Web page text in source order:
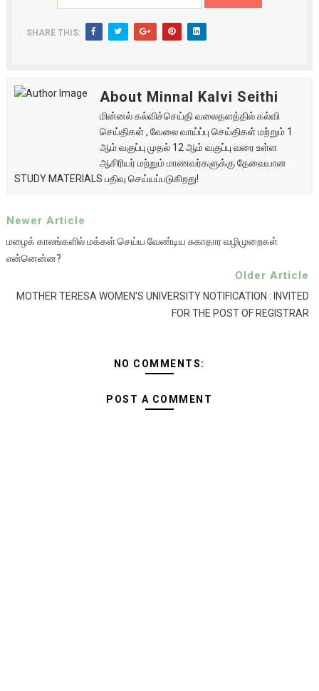
SHARE THIS:
About Minnal Kalvi Seithi
மின்னல் கல்விச்செய்தி வலைதளத்தில் கல்வி
செய்திகள் , வேலை வாய்ப்பு செய்திகள் மற்றும் 1
ஆம் வகுப்பு முதல் 12 ஆம் வகுப்பு வரை உள்ள
ஆசிரியர் மற்றும் மாணவர்களுக்கு தேவையான
STUDY MATERIALS பதிவு செய்யப்படுகிறது!
Newer Article
மழைக் காலங்களில் மக்கள் செய்ய வேண்டிய சுகாதார வழிமுறைகள்
என்னென்ன?
Older Article
MOTHER TERESA WOMEN'S UNIVERSITY NOTIFICATION : INVITED
FOR THE POST OF REGISTRAR
NO COMMENTS:
POST A COMMENT